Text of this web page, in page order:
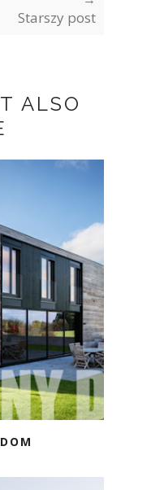
Starszy post
ALSO